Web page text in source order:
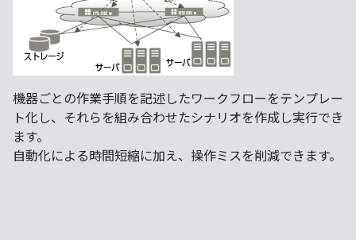
機器ごとの作業手順を記述したワークフローをテンプレー
ト化し、それらを組み合わせたシナリオを作成し実行でき
ます。
自動化による時間短縮に加え、操作ミスを削減できます。